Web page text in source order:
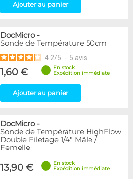
Ajouter au panier
DocMicro-
Sonde de Température 50cm
4.2/5 - 5 avis
1,60 €
En stock
Expédition immédiate
Ajouter au panier
DocMicro-
Sonde de Température HighFlow
Double Filetage 1/4" Mâle /
Femelle
13,90 €
En stock
Expédition immédiate